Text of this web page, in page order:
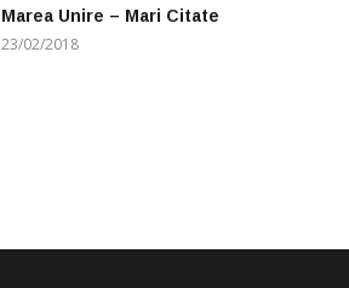
Marea Unire – Mari Citate
23/02/2018